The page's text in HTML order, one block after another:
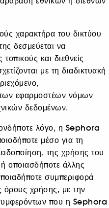
χαρακτήρα του δικτύου
δεσμεύεται να
και διεθνείς
με τη διαδικτυακή
εφαρμοστέων νόμων
δεδομένων.
λόγο, η Sephora
μέσο για τη
της χρήσης του
οποιασδήποτε άλλης
συμπεριφορά
όρους χρήσης, με την
που η Sephora